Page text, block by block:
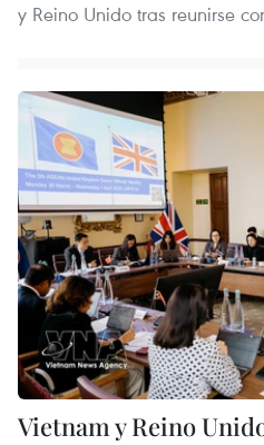
y Reino Unido tras reunirse
Vietnam y Reino